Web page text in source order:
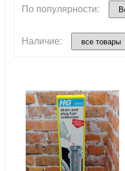
По популярности:
Наличие: